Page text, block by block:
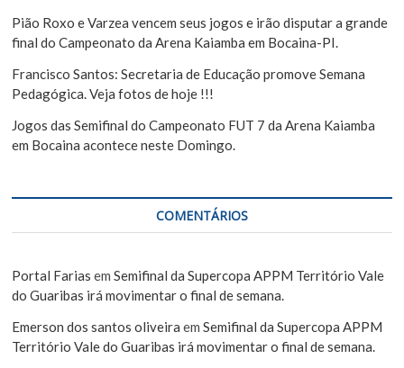
Pião Roxo e Varzea vencem seus jogos e irão disputar a grande
final do Campeonato da Arena Kaiamba em Bocaina-PI.
Francisco Santos: Secretaria de Educação promove Semana
Pedagógica. Veja fotos de hoje !!!
Jogos das Semifinal do Campeonato FUT 7 da Arena Kaiamba
em Bocaina acontece neste Domingo.
COMENTÁRIOS
Portal Farias emSemifinal da Supercopa APPM Território Vale
do Guaribas irá movimentar o final de semana.
Emerson dos santos oliveira emSemifinal da Supercopa APPM
Território Vale do Guaribas irá movimentar o final de semana.